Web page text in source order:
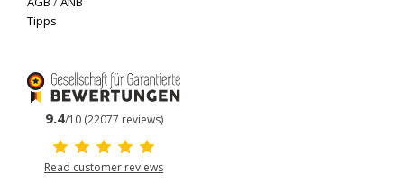
Tipps
9.4/10 (22077 reviews)
Read customer reviews